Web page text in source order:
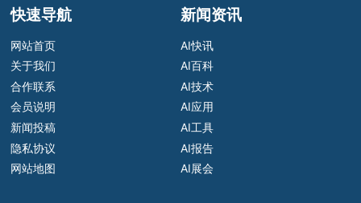
快速导航
网站首页
关于我们
合作联系
会员说明
新闻投稿
隐私协议
网站地图
新闻资讯
AI快讯
AI百科
AI技术
AI应用
AI工具
AI报告
AI展会